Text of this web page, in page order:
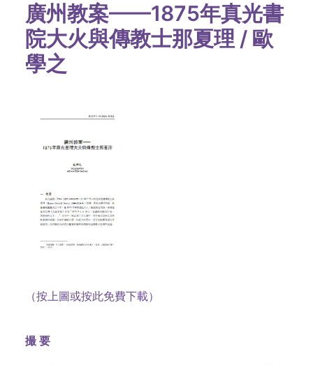
廣州教案——1875年真光書
院大火與傳教士那夏理 / 歐
學之
（按上圖或按此免費下載）
撮 要